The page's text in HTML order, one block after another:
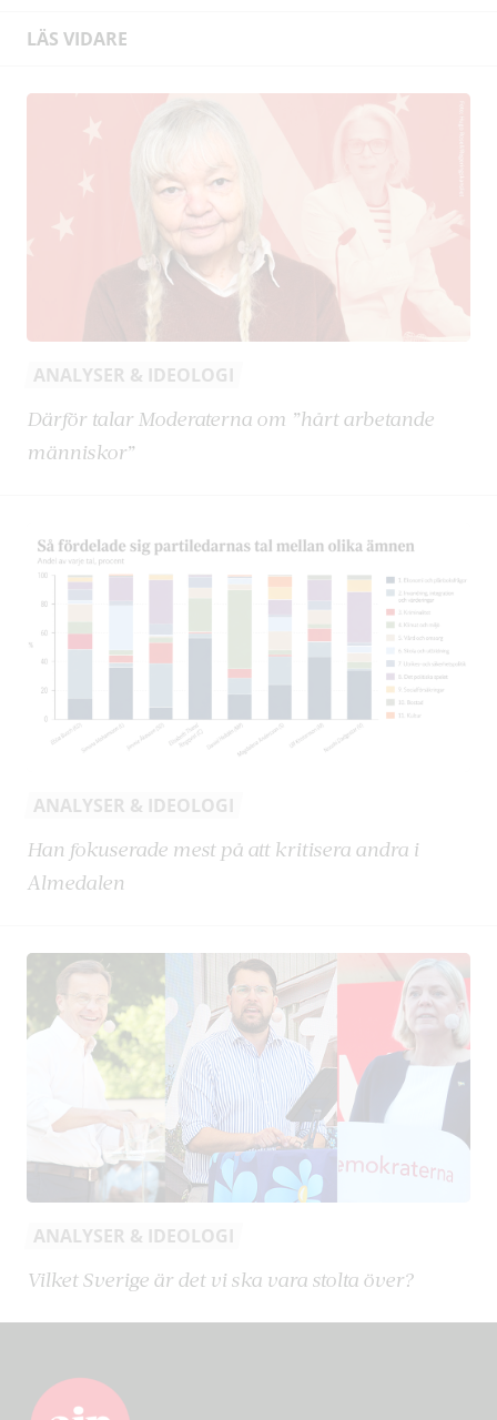
LÄS VIDARE
ANALYSER & IDEOLOGI
Därför talar Moderaterna om ”hårt arbetande
människor”
ANALYSER & IDEOLOGI
Han fokuserade mest på att kritisera andra i
Almedalen
ANALYSER & IDEOLOGI
Vilket Sverige är det vi ska vara stolta över?